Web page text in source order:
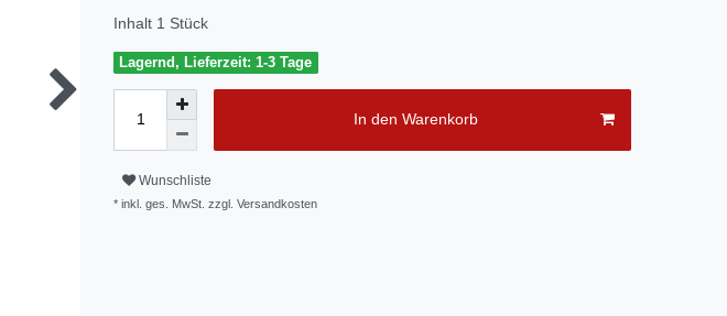
Inhalt 1 Stück
Lagernd, Lieferzeit: 1-3 Tage
In den Warenkorb
Wunschliste
* inkl. ges. MwSt. zzgl. Versandkosten